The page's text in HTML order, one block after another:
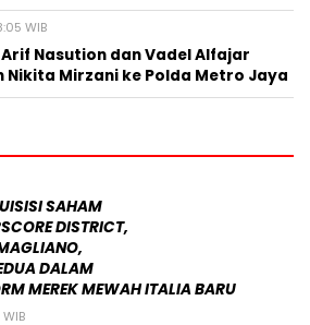
Suami, Artis Baim Wong, Ini
Paula Verhoeven di Medsos
WIB
Nasution dan Vadel Alfajar
SAHAM
DISTRICT,
DALAM